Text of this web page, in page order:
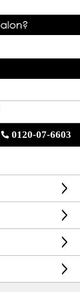
0120-07-6603